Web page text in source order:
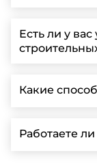
запрос через
заполнить
детальной
Есть ли у вас
автопарк, для
Какие
включая
кредитные
Работаете